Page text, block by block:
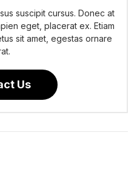
suscipit cursus. Donec at
eget, placerat ex. Etiam
sit amet, egestas ornare
Us